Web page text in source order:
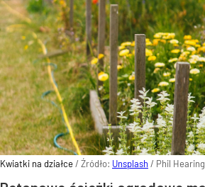
Kwiatki na działce/ Źródło: Unsplash / Phil Hearing